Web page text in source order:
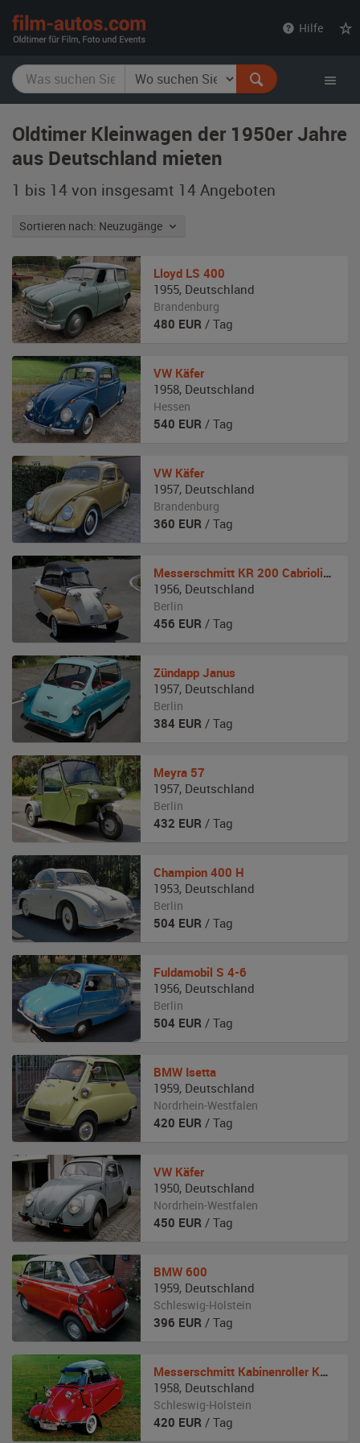
Hilfe
Oldtimer Kleinwagen der 1950er Jahre
aus Deutschland mieten
1 bis 14 von insgesamt 14 Angeboten
Sortieren nach: Neuzugänge
Lloyd LS 400
1955, Deutschland
Brandenburg
480 EUR / Tag
VW Käfer
1958, Deutschland
Hessen
540 EUR / Tag
VW Käfer
1957, Deutschland
Brandenburg
360 EUR / Tag
Messerschmitt KR 200 Cabriolimousine
1956, Deutschland
Berlin
456 EUR / Tag
Zündapp Janus
1957, Deutschland
Berlin
384 EUR / Tag
Meyra 57
1957, Deutschland
Berlin
432 EUR / Tag
Champion 400 H
1953, Deutschland
Berlin
504 EUR / Tag
Fuldamobil S 4-6
1956, Deutschland
Berlin
504 EUR / Tag
BMW Isetta
1959, Deutschland
Nordrhein-Westfalen
420 EUR / Tag
VW Käfer
1950, Deutschland
Nordrhein-Westfalen
450 EUR / Tag
BMW 600
1959, Deutschland
Schleswig-Holstein
396 EUR / Tag
Messerschmitt Kabinenroller KR 200
1958, Deutschland
Schleswig-Holstein
420 EUR / Tag